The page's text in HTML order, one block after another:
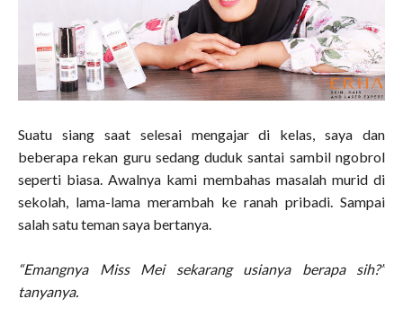
Suatu siang saat selesai mengajar di kelas, saya dan
beberapa rekan guru sedang duduk santai sambil ngobrol
seperti biasa. Awalnya kami membahas masalah murid di
sekolah, lama-lama merambah ke ranah pribadi. Sampai
salah satu teman saya bertanya.
“Emangnya Miss Mei sekarang usianya berapa sih?”
tanyanya.